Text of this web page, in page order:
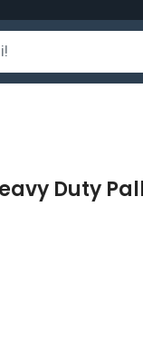
Duty